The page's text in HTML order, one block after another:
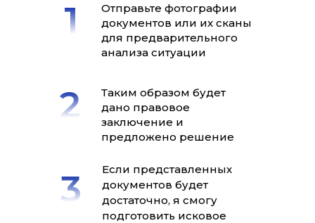
Отправьте фотографии
документов или их сканы
для предварительного
анализа ситуации
Таким образом будет
дано правовое
заключение и
предложено решение
Если представленных
документов будет
достаточно, я смогу
подготовить исковое